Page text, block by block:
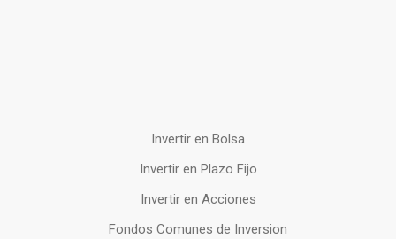
Invertir en Bolsa
Invertir en Plazo Fijo
Invertir en Acciones
Fondos Comunes de Inversion